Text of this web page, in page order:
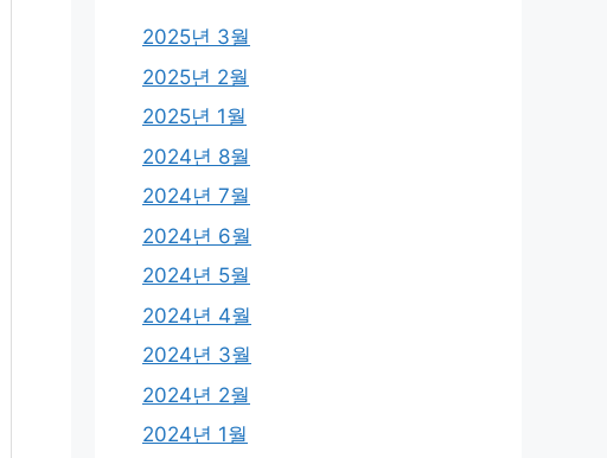
2025년 3월
2025년 2월
2025년 1월
2024년 8월
2024년 7월
2024년 6월
2024년 5월
2024년 4월
2024년 3월
2024년 2월
2024년 1월